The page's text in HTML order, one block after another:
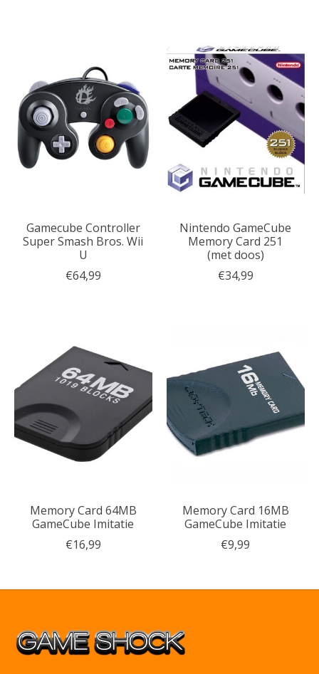
Gamecube Controller
Super Smash Bros. Wii
U
€64,99
Nintendo GameCube
Memory Card 251
(met doos)
€34,99
Memory Card 64MB
GameCube Imitatie
€16,99
Memory Card 16MB
GameCube Imitatie
€9,99